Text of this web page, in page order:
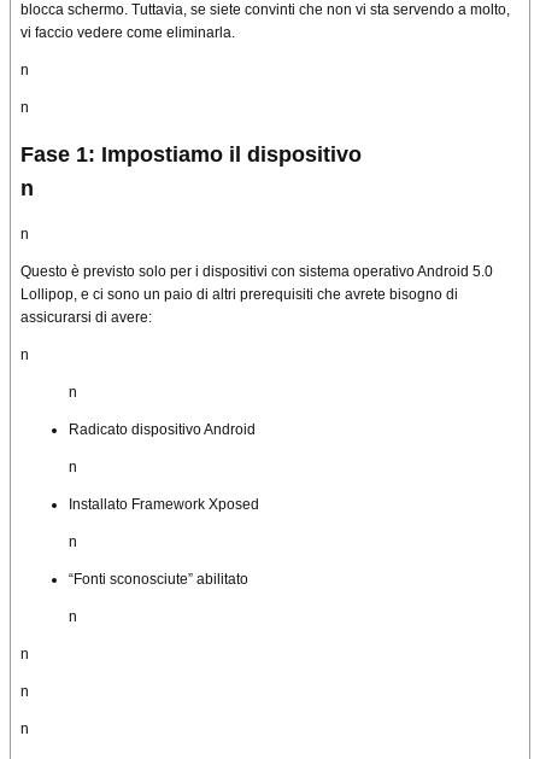
blocca schermo. Tuttavia, se siete convinti che non vi sta servendo a molto,
vi faccio vedere come eliminarla.
n
n
Fase 1: Impostiamo il dispositivo
n
n
Questo è previsto solo per i dispositivi con sistema operativo Android 5.0
Lollipop, e ci sono un paio di altri prerequisiti che avrete bisogno di
assicurarsi di avere:
n
n
Radicato dispositivo Android
n
Installato Framework Xposed
n
“Fonti sconosciute” abilitato
n
n
n
n